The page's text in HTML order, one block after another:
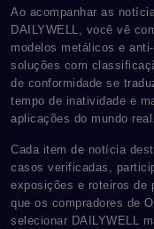
Ao acompanhar as
DAILYWELL, você vê
modelos metálicos e
soluções com
de conformidade se
tempo de inatividade e
aplicações do mundo real.
Cada item de notícia
casos verificadas,
exposições e roteiros de
que os compradores de
selecionar DAILYWELL